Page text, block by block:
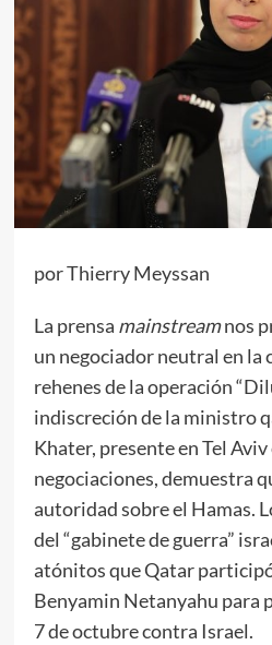
por Thierry Meyssan
La prensa mainstreamnos
un negociador neutral en la
rehenes de la operación
indiscreción de la ministro
Khater, presente en Tel Aviv
negociaciones, demuestra
autoridad sobre el Hamas.
del “gabinete de guerra”
atónitos que Qatar
Benyamin Netanyahu para
7 de octubre contra Israel.